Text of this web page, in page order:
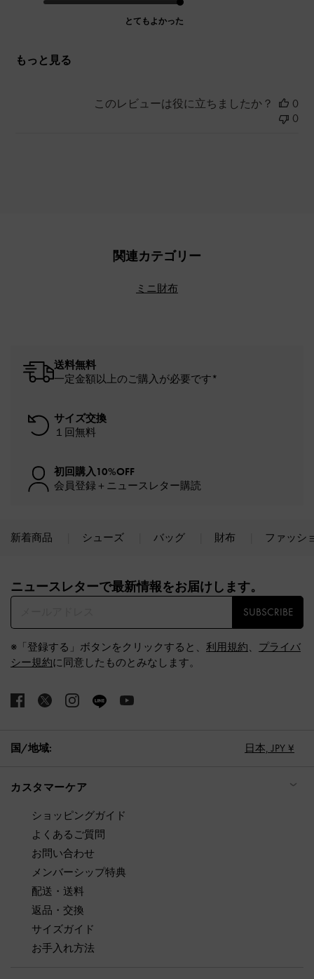
とてもよかった
もっと見る
このレビューは役に立ちましたか？
0
0
関連カテゴリー
ミニ財布
送料無料
一定金額以上のご購入が必要です*
サイズ交換
１回無料
初回購入10%OFF
会員登録＋ニュースレター購読
新着商品 シューズ バッグ 財布 ファッシ
ニュースレターで最新情報をお届けします。​
SUBSCRIBE
※「登録する」ボタンをクリックすると、 利用規約、 プライバ
シー規約に同意したものとみなします。
国/地域: 日本, JPY ¥
カスタマーケア
ショッピングガイド
よくあるご質問
お問い合わせ
メンバーシップ特典
配送・送料
返品・交換
サイズガイド
お手入れ方法